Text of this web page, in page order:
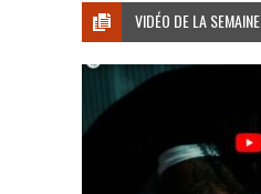
VIDÉO DE LA SEMAINE